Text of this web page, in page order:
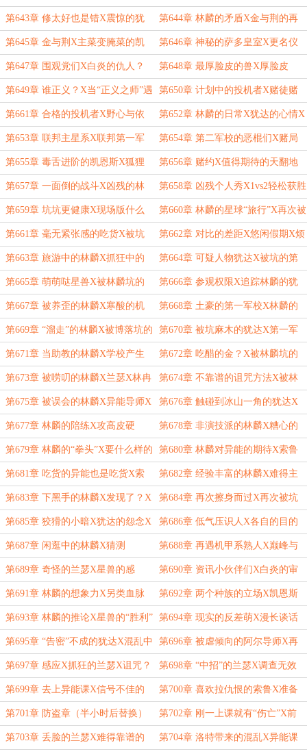
着？
第643章 修太好也是错X震惊的犹
达
第644章 林麟的矛盾X金与荆的再
次相遇
第645章 金与荆X主菜变腌菜的凯
恩斯
第646章 神秘的萨多皇室X更名仪
式X白炎的仇家？
第647章 围观党们X白炎的仇人？ 第648章 最厚脸皮的兽X厚脸皮
的“主人”
第649章 谁正义？X当“正义之师”遇
到克星
第650章 计划中的投机者X赌徒赌
局
第661章 合格的投机者X野心与依
附
第652章 林麟的日常X犹达的心情X
到达主星系
第653章 联邦主星系X联邦第一军
校X下马威？
第654章 第二军校的恶棍们X赌局
X“叛徒”博落
第655章 毒舌进阶的凯恩斯X狐狸
们X不要白不要
第656章 赌约X值得期待的天翻地
覆
第657章 一面倒的战斗X凶残的林
麟X机甲克星
第658章 凶残个人秀X1vs2轻松获胜
第659章 坑坑更健康X现场版什么
的
第660章 林麟的星球“旅行”X再次被
坑的犹达
第661章 毫无紧张感的吃货X被坑
惨的犹达
第662章 对比的差距X悠闲假期X烦
躁追击
第663章 旅游中的林麟X抓狂中的
犹达
第664章 可疑人物犹达X被坑的第
一军校一年级
第665章 萌萌哒星兽X被林麟坑的
众人
第666章 参观权限X追踪林麟的犹
达X机甲系
第667章 被养歪的林麟X寒酸的机
甲X混入机甲系
第668章 土豪的第一军校X林麟的
新感悟
第669章 “溜走”的林麟X被博落坑的
观众们
第670章 被坑麻木的犹达X第一军
校与第二军校的区别
第671章 当助教的林麟X学校产生
的鸿沟X被围堵的第二军校
第672章 吃醋的金？X被林麟坑的
学员和导师
第673章 被唠叨的林麟X兰瑟X林冉
的仇敌
第674章 不靠谱的诅咒方法X被林
麟带歪的导师（含愚人节免费番外）
第675章 被误会的林麟X异能导师X
吸引奇葩算异能么？
第676章 触碰到冰山一角的犹达X
辅助类异能
第677章 林麟的陪练X攻高皮硬 第678章 非演技派的林麟X糟心的
孩子
第679章 林麟的“拳头”X要什么样的
异能？
第680章 林麟对异能的期待X索鲁
的引导
第681章 吃货的异能也是吃货X索
鲁的郁闷
第682章 经验丰富的林麟X难得主
动的挑衅
第683章 下黑手的林麟X发现了？X
预约异能课助教
第684章 再次擦身而过X再次被坑
的犹达
第685章 狡猾的小暗X犹达的怨念X
敏锐的林麟
第686章 低气压识人X各自的目的
第687章 闲逛中的林麟X猜测 第688章 再遇机甲系熟人X巅峰与
打击
第689章 奇怪的兰瑟X星兽的感
应？
第690章 资讯小伙伴们X白炎的审
美X星兽的血脉？
第691章 林麟的想象力X另类血脉
传承者X白炎的主意
第692章 两个种族的立场X凯恩斯
的猜测
第693章 林麟的推论X星兽的“胜利” 第694章 现实的反差萌X漫长谈话
的目的
第695章 “告密”不成的犹达X混乱中
的兰瑟
第696章 被虐倾向的阿尔导师X再
入第一军校
第697章 感应X抓狂的兰瑟X诅咒？
还是其他
第698章 “中招”的兰瑟X调查无效
第699章 去上异能课X信号不佳的
兰瑟X嚣张的洛特
第700章 喜欢拉仇恨的索鲁X准备
工作X异能施放
第701章 防盗章（半小时后替换）
X林麟和索鲁的拉风出场
第702章 刚一上课就有“伤亡”X前
景“无亮”的异能课
第703章 丢脸的兰瑟X难得靠谱的 第704章 洛特带来的混乱X异能课